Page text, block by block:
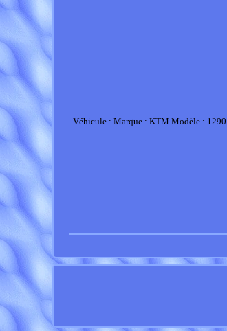
Véhicule : Marque : KTM Modèle :